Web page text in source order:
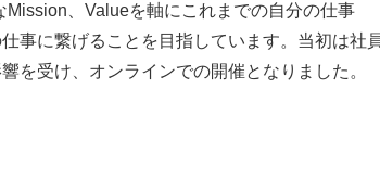
Mission、Valueを軸にこれまでの自分の仕事
事に繋げることを目指しています。当初は社
を受け、オンラインでの開催となりました。